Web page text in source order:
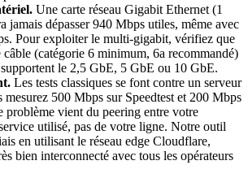
Une carte réseau Gigabit Ethernet (1
jamais dépasser 940 Mbps utiles, même avec
Pour exploiter le multi-gigabit, vérifiez que
(catégorie 6 minimum, 6a recommandé)
le 2,5 GbE, 5 GbE ou 10 GbE.
Les tests classiques se font contre un serveur
mesurez 500 Mbps sur Speedtest et 200 Mbps
problème vient du peering entre votre
utilisé, pas de votre ligne. Notre outil
en utilisant le réseau edge Cloudflare,
bien interconnecté avec tous les opérateurs